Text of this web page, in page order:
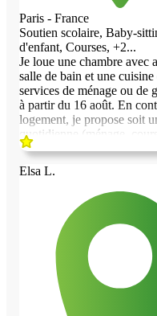
Paris - France
Soutien scolaire, Baby-
d'enfant, Courses, +2...
Je loue une chambre avec
salle de bain et une cuisine
services de ménage ou de
à partir du 16 août. En
logement, je propose soit
quotidienne (ménage,
personne âgée, soit une
un soutien scolaire pour un
enfants de plus de 3 ans. Je
anglais et je me débrouille
niveau conversationnel. Je
également accepter une
financière pour couvrir le
charges, en plus de l'aide
pour un logement en très
une femme célibataire,
fiable, aimable et très
enseignante.
Elsa L.